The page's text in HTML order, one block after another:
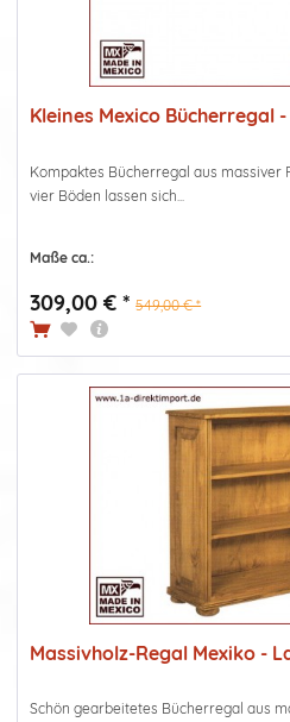
Kleines Mexico Bücherregal
Kompaktes Bücherregal aus massiver
vier Böden lassen sich...
Maße ca.:
309,00 € * 549,00 € *
Massivholz-Regal Mexiko -
Schön gearbeitetes Bücherregal aus